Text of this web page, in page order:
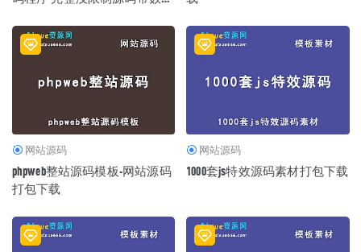
网站源码
phpweb整站源码模板-网站源码
打包下载
网站源码
1000套js特效源码素材打包下载